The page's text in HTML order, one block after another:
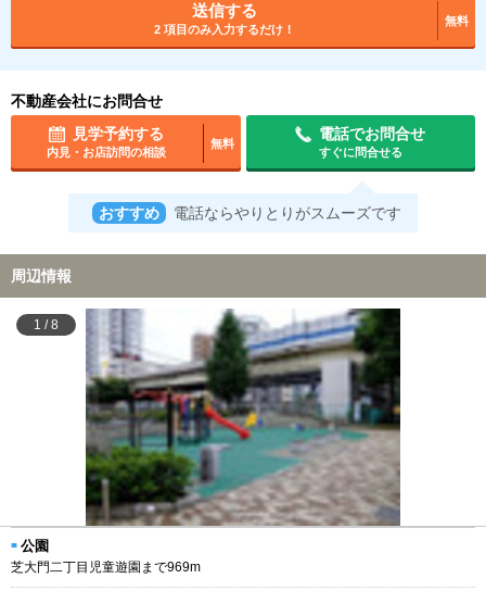
送信する
2 項目のみ入力するだけ！
無料
不動産会社にお問合せ
見学予約する
内見・お店訪問の相談
無料
電話でお問合せ
すぐに問合せる
おすすめ 電話ならやりとりがスムーズです
周辺情報
1 /8
公園
芝大門二丁目児童遊園まで969m